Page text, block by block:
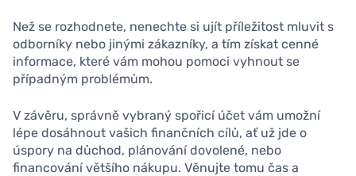
Než se rozhodnete, nenechte si ujít příležitost mluvit s
odborníky nebo jinými zákazníky, a tím získat cenné
informace, které vám mohou pomoci vyhnout se
případným problémům.
V závěru, správně vybraný spořicí účet vám umožní
lépe dosáhnout vašich finančních cílů, ať už jde o
úspory na důchod, plánování dovolené, nebo
financování většího nákupu. Věnujte tomu čas a